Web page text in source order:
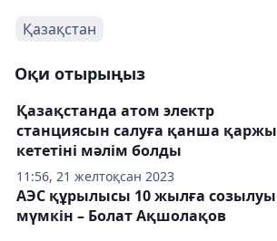
Қазақстан
Оқи отырыңыз
11:56, 21 желтоқсан 2023
Қазақстанда атом электр
станциясын салуға қанша қаржы
кететіні мәлім болды
АЭС құрылысы 10 жылға созылуы
мүмкін – Болат Ақшолақов